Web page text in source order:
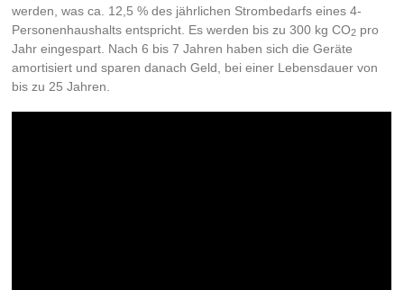
werden, was ca. 12,5 % des jährlichen Strombedarfs eines 4-
Personenhaushalts entspricht. Es werden bis zu 300 kg CO2 pro
Jahr eingespart. Nach 6 bis 7 Jahren haben sich die Geräte
amortisiert und sparen danach Geld, bei einer Lebensdauer von
bis zu 25 Jahren.